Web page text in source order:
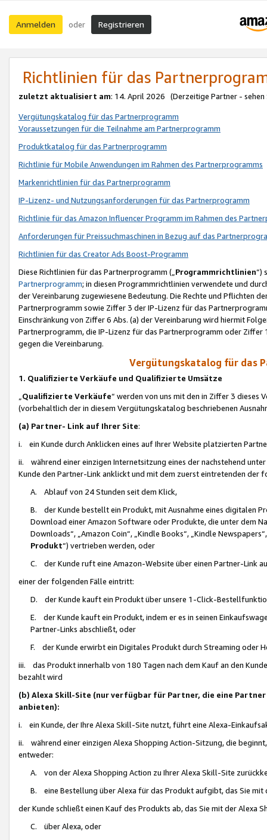
Anmelden oder Registrieren
Richtlinien für das
zuletzt aktualisiert am: 14. April 2026 (Derzeitige Partner - sehen
Vergütungskatalog für das Partnerprogramm
Voraussetzungen für die Teilnahme am Partnerprogramm
Produktkatalog für das Partnerprogramm
Richtlinie für Mobile Anwendungen im Rahmen des Partnerprogramms
Markenrichtlinien für das Partnerprogramm
IP-Lizenz- und Nutzungsanforderungen für das Partnerprogramm
Richtlinie für das Amazon Influencer Programm im Rahmen des
Anforderungen für Preissuchmaschinen in Bezug auf das
Richtlinien für das Creator Ads Boost-Programm
Diese Richtlinien für das Partnerprogramm („Programmrichtlinien“)
Partnerprogramm; in diesen Programmrichtlinien verwendete und
der Vereinbarung zugewiesene Bedeutung. Die Rechte und Pflichten
Partnerprogramm sowie Ziffer 3 der IP-Lizenz für das
Einschränkung von Ziffer 6 Abs. (a) der Vereinbarung wird hiermit
Partnerprogramm, die IP-Lizenz für das Partnerprogramm oder
gegen die Vereinbarung.
Vergütungskatalog für das
1. Qualifizierte Verkäufe und Qualifizierte Umsätze
Qualifizierte Verkäufe“ werden von uns mit den in Ziffer 3
(vorbehaltlich der in diesem Vergütungskatalog beschriebenen
(a) Partner- Link auf Ihrer Site:
i. ein Kunde durch Anklicken eines auf Ihrer Website platzierten
ii. während einer einzigen Internetsitzung eines der nachstehend
Kunde den Partner-Link anklickt und mit dem zuerst eintretenden der
A. Ablauf von 24 Stunden seit dem Klick,
B. der Kunde bestellt ein Produkt, mit Ausnahme eines digitalen
Download einer Amazon Software oder Produkte, die unter dem
Downloads“, „Amazon Coin“, „Kindle Books“, „Kindle
Produkt“) vertrieben werden, oder
C. der Kunde ruft eine Amazon-Website über einen Partner-Link
einer der folgenden Fälle eintritt:
D. der Kunde kauft ein Produkt über unsere 1-Click-
E. der Kunde kauft ein Produkt, indem er es in seinen
Partner-Links abschließt, oder
F. der Kunde erwirbt ein Digitales Produkt durch Streaming oder
iii. das Produkt innerhalb von 180 Tagen nach dem Kauf an den
bezahlt wird
(b) Alexa Skill-Site (nur verfügbar für Partner, die eine
anbieten):
i. ein Kunde, der Ihre Alexa Skill-Site nutzt, führt eine Alexa-
ii. während einer einzigen Alexa Shopping Action-Sitzung, die
entweder:
A. von der Alexa Shopping Action zu Ihrer Alexa Skill-Site
B. eine Bestellung über Alexa für das Produkt aufgibt, das Sie mit
der Kunde schließt einen Kauf des Produkts ab, das Sie mit der Alexa
C. über Alexa, oder